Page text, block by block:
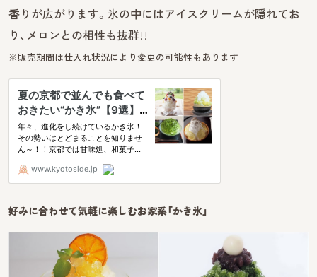
香りが広がります。氷の中にはアイスクリームが隠れてお
り、メロンとの相性も抜群!!
※販売期間は仕入れ状況により変更の可能性もあります
好みに合わせて気軽に楽しむお家系「かき氷」